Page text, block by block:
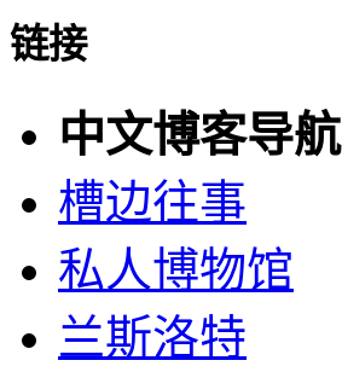
链接
中文博客导航
槽边往事
私人博物馆
兰斯洛特